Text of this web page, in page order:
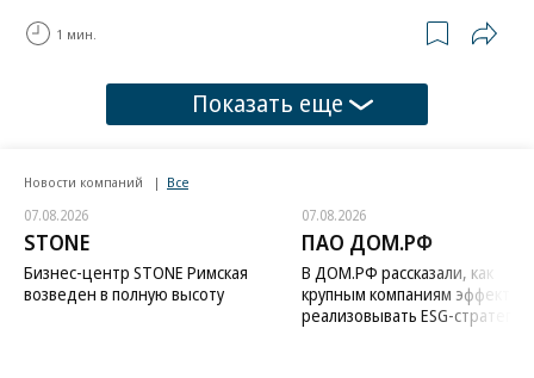
1 мин.
Показать еще
Новости компаний Все
07.08.2026
STONE
Бизнес-центр STONE Римская
возведен в полную высоту
07.08.2026
ПАО ДОМ.РФ
В ДОМ.РФ рассказали, как
крупным компаниям
реализовывать ESG-стратегию